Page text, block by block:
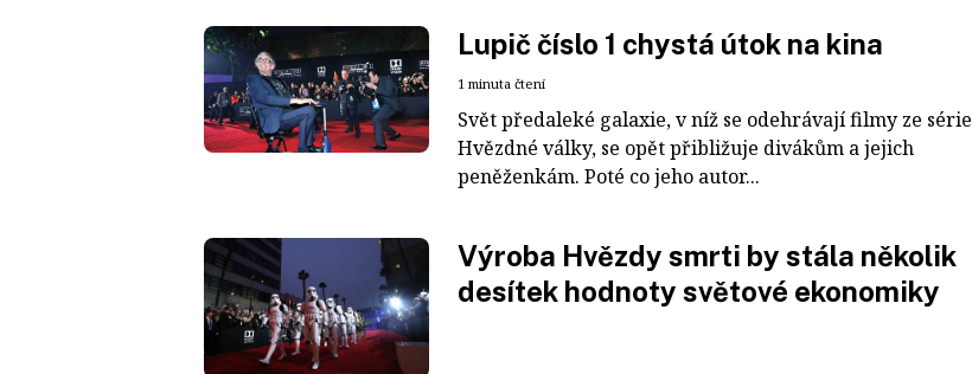
Lupič číslo 1 chystá útok na kina
1 minuta čtení
Svět předaleké galaxie, v níž se odehrávají filmy ze série
Hvězdné války, se opět přibližuje divákům a jejich
peněženkám. Poté co jeho autor...
Výroba Hvězdy smrti by stála několik
desítek hodnoty světové ekonomiky